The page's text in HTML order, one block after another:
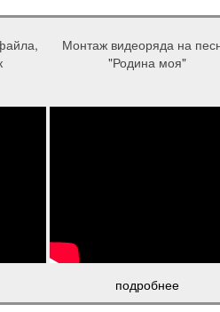
Монтаж видеоряда на
"Родина моя"
подробнее